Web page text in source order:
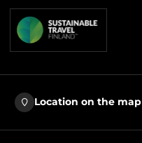
Location on the map